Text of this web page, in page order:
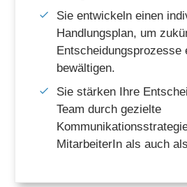
Sie entwickeln einen
Handlungsplan, um
Entscheidungsprozesse
bewältigen.
Sie stärken Ihre
Team durch gezielte
MitarbeiterIn als auch